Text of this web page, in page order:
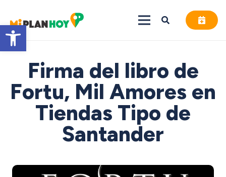
Abrir barra de herramientas
Firma del libro de
Fortu, Mil Amores en
Tiendas Tipo de
Santander